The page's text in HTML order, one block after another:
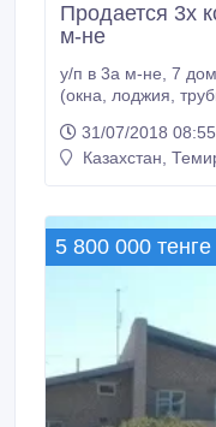
Продается 3х
м-не
у/п в 3а м-не, 7 дом, 4 этаж, лифт, телефон, пластик
(окна, лоджия, трубы), новые радиаторы отопления,
выравнены, кафель, двери - дерево, новый
линолеум, кладовка, встроенный шкаф, кухонный
городская гимназия, школа-лицей №14,
маркет "Южный", сквер с детскими площадками,
частный и городской пляжи,
трамвайные
31/07/2018 08:55
Казахстан,
5 800 000 тенге